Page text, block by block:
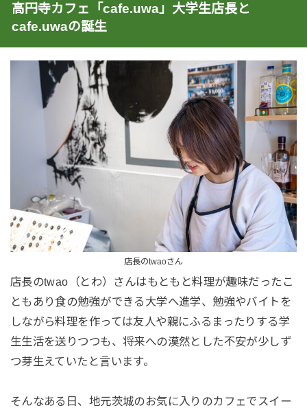
高円寺カフェ「cafe.uwa」大学生店長と
cafe.uwaの誕生
店長のtwaoさん
店長のtwao（とわ）さんはもともと料理が趣味だったこ
ともあり食の勉強ができる大学へ進学、勉強やバイトを
しながら料理を作っては友人や親にふるまったりする学
生生活を送りつつも、将来への漠然とした不安が少しず
つ芽生えていたと言います。
そんなある日、地元茨城のお気に入りのカフェでスイー